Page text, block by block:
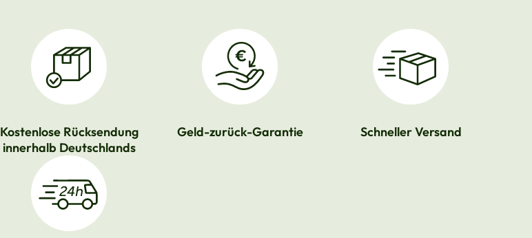
Kostenlose Rücksendung
innerhalb Deutschlands
Geld-zurück-Garantie Schneller Versand